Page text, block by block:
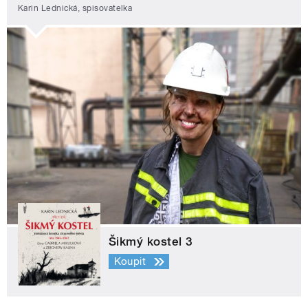
Karin Lednická, spisovatelka
Šikmý kostel 3
Koupit